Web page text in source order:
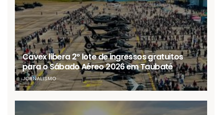
Cavex libera 2º lote de ingressos gratuitos
para o Sábado Aéreo 2026 em Taubaté
JORNALISMO